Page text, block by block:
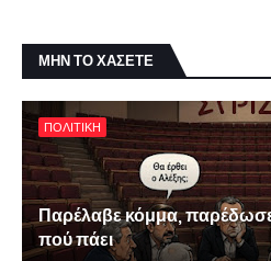
ΜΗΝ ΤΟ ΧΑΣΕΤΕ
ΠΟΛΙΤΙΚΗ
Παρέλαβε κόμμα,
πού πάει